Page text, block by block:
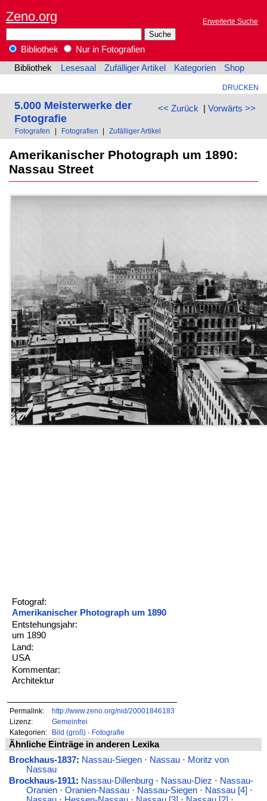
Zeno.org Erweiterte Suche
Bibliothek
Nur in Fotografien
Bibliothek
Lesesaal Zufälliger Artikel Kategorien Shop
DRUCKEN
<< Zurück | Vorwärts >>
5.000 Meisterwerke der
Fotografie
Fotografen Fotografien Zufälliger Artikel
Amerikanischer Photograph um 1890:
Nassau Street
Fotograf:
Amerikanischer Photograph um 1890
Entstehungsjahr:
um 1890
Land:
USA
Kommentar:
Architektur
Permalink:
http://www.zeno.org/nid/20001846183
Lizenz:
Gemeinfrei
Kategorien:
Bild (groß)· Fotografie
Ähnliche Einträge in anderen Lexika
Brockhaus-1837: Nassau-Siegen· Nassau· Moritz von
Nassau
Brockhaus-1911: Nassau-Dillenburg· Nassau-Diez · Nassau-
Oranien· Oranien-Nassau· Nassau-Siegen· Nassau [4] ·